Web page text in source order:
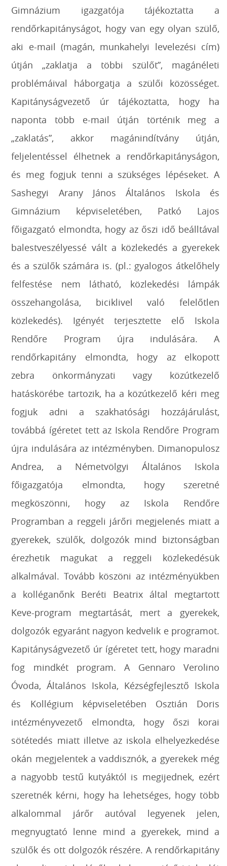
Gimnázium igazgatója tájékoztatta a
rendőrkapitányságot, hogy van egy olyan szülő,
aki e-mail (magán, munkahelyi levelezési cím)
útján „zaklatja a többi szülőt”, magánéleti
problémáival háborgatja a szülői közösséget.
Kapitányságvezető úr tájékoztatta, hogy ha
naponta több e-mail útján történik meg a
„zaklatás”, akkor magánindítvány útján,
feljelentéssel élhetnek a rendőrkapitányságon,
és meg fogjuk tenni a szükséges lépéseket. A
Sashegyi Arany János Általános Iskola és
Gimnázium képviseletében, Patkó Lajos
főigazgató elmondta, hogy az őszi idő beálltával
balestveszélyessé vált a közlekedés a gyerekek
és a szülők számára is. (pl.: gyalogos átkelőhely
felfestése nem látható, közlekedési lámpák
összehangolása, biciklivel való felelőtlen
közlekedés). Igényét terjesztette elő Iskola
Rendőre Program újra indulására. A
rendőrkapitány elmondta, hogy az elkopott
zebra önkormányzati vagy közútkezelő
hatáskörébe tartozik, ha a közútkezelő kéri meg
fogjuk adni a szakhatósági hozzájárulást,
továbbá ígéretet tett az Iskola Rendőre Program
újra indulására az intézményben. Dimanopulosz
Andrea, a Németvölgyi Általános Iskola
főigazgatója elmondta, hogy szeretné
megköszönni, hogy az Iskola Rendőre
Programban a reggeli járőri megjelenés miatt a
gyerekek, szülők, dolgozók mind biztonságban
érezhetik magukat a reggeli közlekedésük
alkalmával. Tovább köszöni az intézményükben
a kolléganőnk Beréti Beatrix által megtartott
Keve-program megtartását, mert a gyerekek,
dolgozók egyaránt nagyon kedvelik e programot.
Kapitányságvezető úr ígéretet tett, hogy maradni
fog mindkét program. A Gennaro Verolino
Óvoda, Általános Iskola, Kézségfejlesztő Iskola
és Kollégium képviseletében Osztián Doris
intézményvezető elmondta, hogy őszi korai
sötétedés miatt illetve az iskola elhelyezkedése
okán megjelentek a vaddisznók, a gyerekek még
a nagyobb testű kutyáktól is megijednek, ezért
szeretnék kérni, hogy ha lehetséges, hogy több
alkalommal járőr autóval legyenek jelen,
megnyugtató lenne mind a gyerekek, mind a
szülők és ott dolgozók részére. A rendőrkapitány